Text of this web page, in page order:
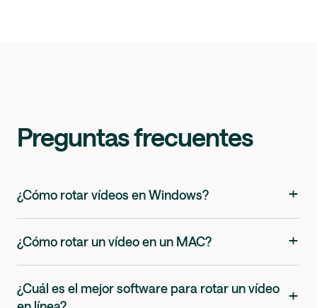
Preguntas frecuentes
¿Cómo rotar vídeos en Windows? +
¿Cómo rotar un vídeo en un MAC? +
¿Cuál es el mejor software para rotar un vídeo +